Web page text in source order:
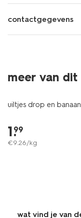
contactgegevens
meer van dit
2 voor 3.49
met je HEMA pas
uiltjes drop en banaan
1.
99
€9.26/kg
wat vind je van